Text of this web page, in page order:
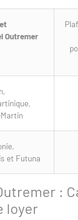
Outremer
et Futuna
:
loyer